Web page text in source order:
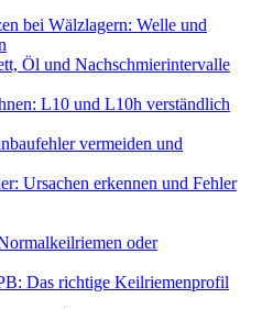
bei Wälzlagern: Welle und
Öl und Nachschmierintervalle
L10 und L10h verständlich
vermeiden und
Ursachen erkennen und Fehler
oder
Das richtige Keilriemenprofil